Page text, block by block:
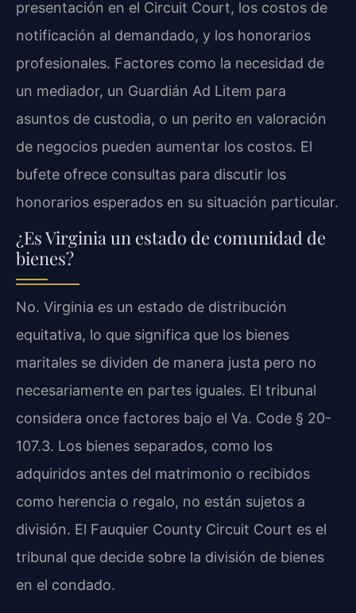
presentación en el Circuit Court, los costos de
notificación al demandado, y los honorarios
profesionales. Factores como la necesidad de
un mediador, un Guardián Ad Litem para
asuntos de custodia, o un perito en valoración
de negocios pueden aumentar los costos. El
bufete ofrece consultas para discutir los
honorarios esperados en su situación particular.
¿Es Virginia un estado de comunidad de
bienes?
No. Virginia es un estado de distribución
equitativa, lo que significa que los bienes
maritales se dividen de manera justa pero no
necesariamente en partes iguales. El tribunal
considera once factores bajo el Va. Code § 20-
107.3. Los bienes separados, como los
adquiridos antes del matrimonio o recibidos
como herencia o regalo, no están sujetos a
división. El Fauquier County Circuit Court es el
tribunal que decide sobre la división de bienes
en el condado.